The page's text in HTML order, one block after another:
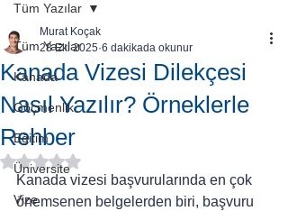
Tüm Yazılar
Kanada
Göçmenlik
Eğitim
Üniversite
Vize
Tüm Yazılar
Kanada Vizesi Dilekçesi
Nasıl Yazılır? Örneklerle
Rehber
Murat Koçak
28 Eki 2025 6 dakikada okunur
5 üzerinden NaN yıldız
Kanada vizesi başvurularında en çok
önemsenen belgelerden biri, başvuru